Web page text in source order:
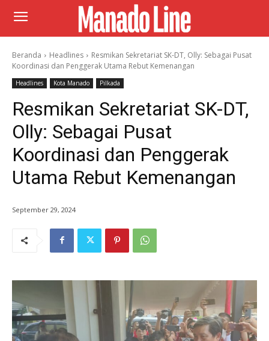
Beranda Headlines
Resmikan Sekretariat SK-DT, Olly: Sebagai Pusat
Koordinasi dan Penggerak Utama Rebut Kemenangan
Headlines Kota Manado Pilkada
Resmikan Sekretariat SK-DT,
Olly: Sebagai Pusat
Koordinasi dan Penggerak
Utama Rebut Kemenangan
September 29, 2024